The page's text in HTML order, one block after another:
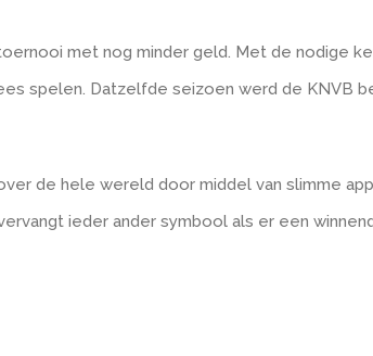
met nog minder geld. Met de nodige
spelen. Datzelfde seizoen werd de KNVB
de hele wereld door middel van slimme
ieder ander symbool als er een